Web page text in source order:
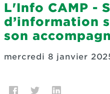
L'Info CAMP -
d’information
son
mercredi 8 janvier